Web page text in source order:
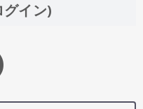
イン)